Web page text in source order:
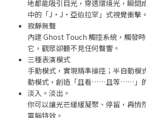
地都能吸引目光，穿透環境光，瞬間
中的「J·J·亞伯拉罕」式視覺衝擊。
寂靜無聲
內建 Ghost Touch 觸控系統，觸發
它，觀眾卻聽不見任何聲響。
三種表演模式
手動模式，實現精準操控；半自動模
動模式，創造「且看……且等……」
淡入。淡出。
你可以讓光芒緩緩凝聚、停留，再悄
電腦特效。